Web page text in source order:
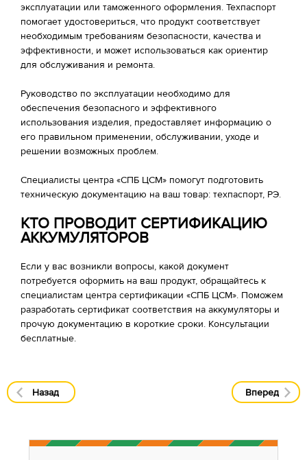
эксплуатации или таможенного оформления. Техпаспорт
помогает удостовериться, что продукт соответствует
необходимым требованиям безопасности, качества и
эффективности, и может использоваться как ориентир
для обслуживания и ремонта.
Руководство по эксплуатации необходимо для
обеспечения безопасного и эффективного
использования изделия, предоставляет информацию о
его правильном применении, обслуживании, уходе и
решении возможных проблем.
Специалисты центра «СПБ ЦСМ» помогут подготовить
техническую документацию на ваш товар: техпаспорт, РЭ.
КТО ПРОВОДИТ СЕРТИФИКАЦИЮ
АККУМУЛЯТОРОВ
Если у вас возникли вопросы, какой документ
потребуется оформить на ваш продукт, обращайтесь к
специалистам центра сертификации «СПБ ЦСМ». Поможем
разработать сертификат соответствия на аккумуляторы и
прочую документацию в короткие сроки. Консультации
бесплатные.
Назад Вперед